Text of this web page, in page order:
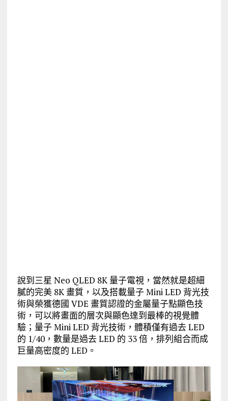
說到三星 Neo QLED 8K 量子電視，當然就是超細
膩的完美 8K 畫質，以及搭載量子 Mini LED 背光技
術與榮獲德國 VDE 畫質認證的金屬量子點顯色技
術，可以將畫面的層次與顯色達到最棒的視覺體
驗；量子 Mini LED 背光技術，體積僅有過去 LED
的 1/40，數量是過去 LED 的 33 倍，排列組合而成
巨量高密度的 LED。